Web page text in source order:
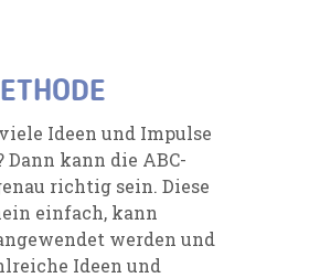
viele Ideen und Impulse
Dann kann die ABC-
richtig sein. Diese
einfach, kann
werden und
Ideen und